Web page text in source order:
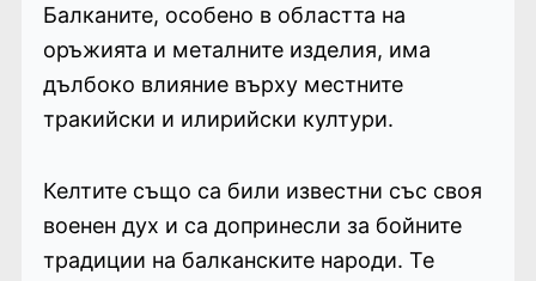
Балканите, особено в областта на
оръжията и металните изделия, има
дълбоко влияние върху местните
тракийски и илирийски култури.
Келтите също са били известни със своя
военен дух и са допринесли за бойните
традиции на балканските народи. Те